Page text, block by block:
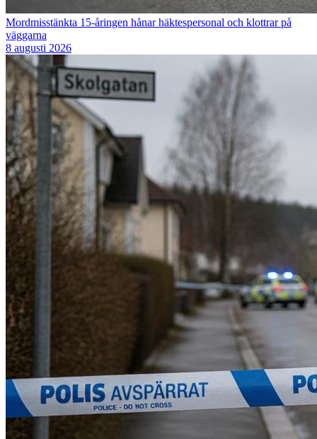
Mordmisstänkta 15-åringen hånar häktespersonal och klottrar på
väggarna
8 augusti 2026